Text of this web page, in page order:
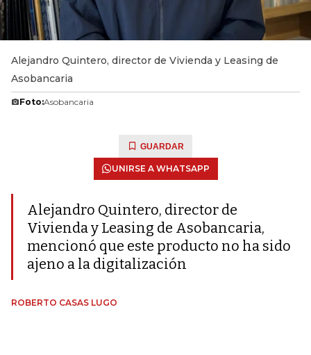
Alejandro Quintero, director de Vivienda y Leasing de
Asobancaria
Foto:Asobancaria
GUARDAR
UNIRSE A WHATSAPP
Alejandro Quintero, director de
Vivienda y Leasing de Asobancaria,
mencionó que este producto no ha sido
ajeno a la digitalización
ROBERTO CASAS LUGO